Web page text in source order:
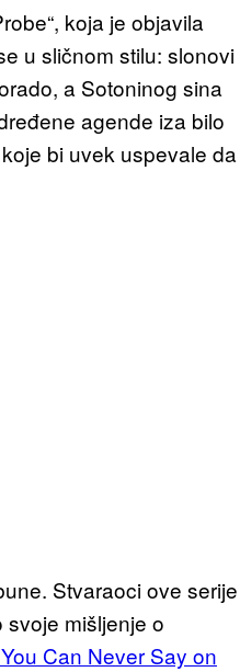
koja je objavila
u sličnom stilu: slonovi
a Sotoninog sina
agende iza bilo
bi uvek uspevale da
Stvaraoci ove serije
mišljenje o
Can Never Say on